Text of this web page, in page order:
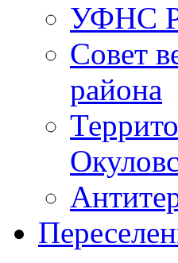
УФНС
Совет
района